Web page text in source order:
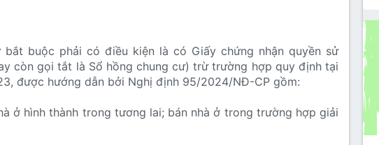
buộc phải có điều kiện là có Giấy chứng nhận quyền sử
còn gọi tắt là Sổ hồng chung cư) trừ trường hợp quy định tại
được hướng dẫn bởi Nghị định 95/2024/NĐ-CP gồm:
ở hình thành trong tương lai; bán nhà ở trong trường hợp giải